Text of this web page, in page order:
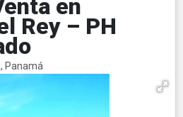
en
Rey – PH
Panamá